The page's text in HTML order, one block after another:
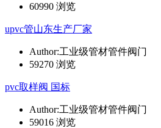
60990 浏览
upvc管山东生产厂家
Author:工业级管材管件阀门
59270 浏览
pvc取样阀 国标
Author:工业级管材管件阀门
59016 浏览